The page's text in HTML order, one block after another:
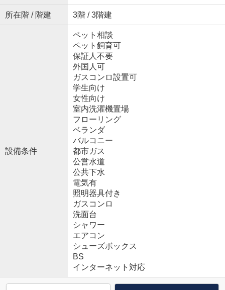
所在階 / 階建 3階 / 3階建
設備条件
ペット相談
ペット飼育可
保証人不要
外国人可
ガスコンロ設置可
学生向け
女性向け
室内洗濯機置場
フローリング
ベランダ
バルコニー
都市ガス
公営水道
公共下水
電気有
照明器具付き
ガスコンロ
洗面台
シャワー
エアコン
シューズボックス
BS
インターネット対応